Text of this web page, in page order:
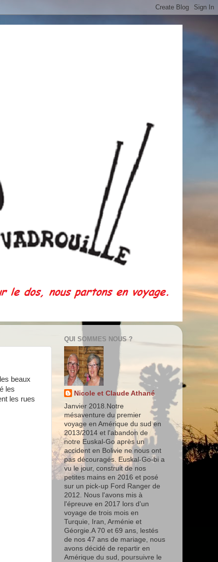
beaux
les
les rues
QUI SOMMES NOUS ?
Nicole et Claude Athané
Janvier 2018.Notre
mésaventure du premier
voyage en Amérique du sud en
2013/2014 et l'abandon de
notre Euskal-Go après un
accident en Bolivie ne nous ont
pas découragés. Euskal-Go-bi a
vu le jour, construit de nos
petites mains en 2016 et posé
sur un pick-up Ford Ranger de
2012. Nous l'avons mis à
l'épreuve en 2017 lors d'un
voyage de trois mois en
Turquie, Iran, Arménie et
Géorgie.A 70 et 69 ans, lestés
de nos 47 ans de mariage, nous
avons décidé de repartir en
Amérique du sud, poursuivre le